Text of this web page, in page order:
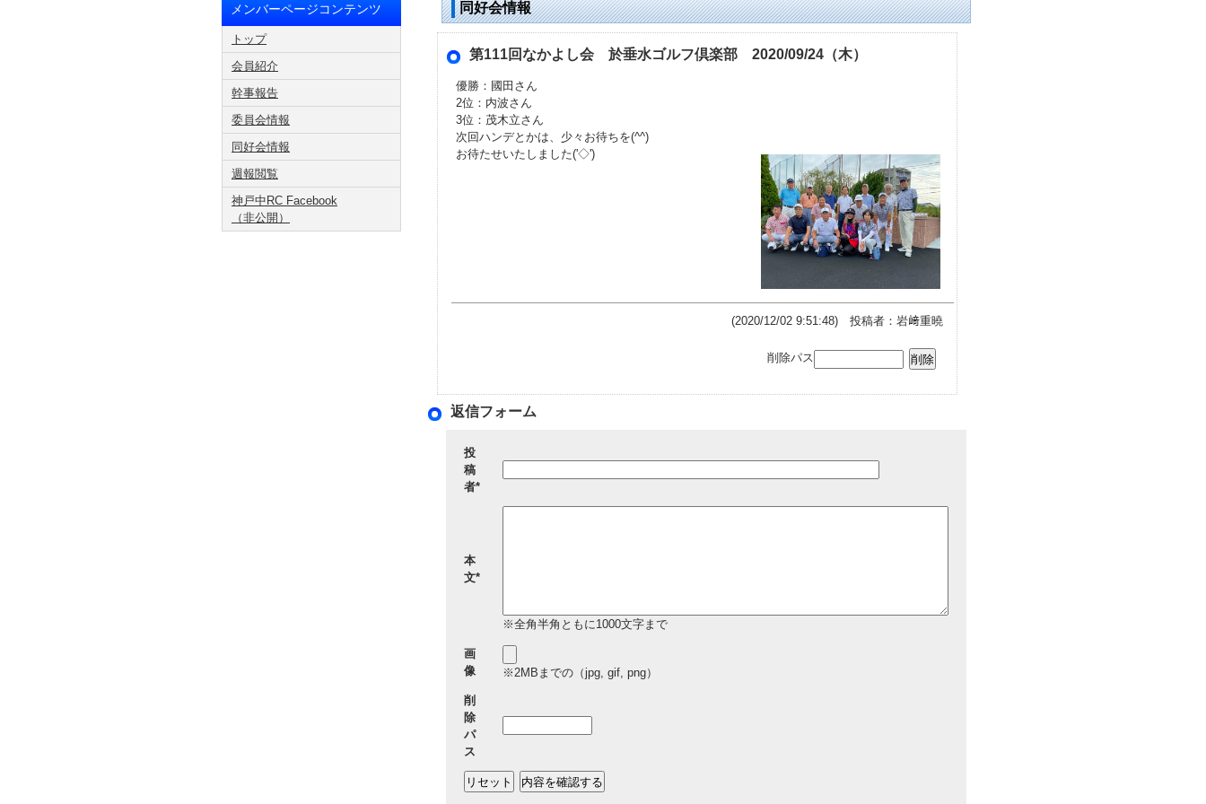
同好会情報
第111回なかよし会 於垂水ゴルフ倶楽部 2020/09/24（木）
優勝：國田さん
2位：内波さん
3位：茂木立さん
次回ハンデとかは、少々お待ちを(^^)
お待たせいたしました('◇')ゞ
(2020/12/02 9:51:48) 投稿者：岩﨑重曉
削除パス
返信フォーム
投
稿
者*
本
文*
※全角半角ともに1000文字まで
画
像
※2MBまでの（jpg, gif, png）
削
除
パ
ス
メンバーページコンテンツ
トップ
会員紹介
幹事報告
委員会情報
同好会情報
週報閲覧
神戸中RC Facebook
（非公開）